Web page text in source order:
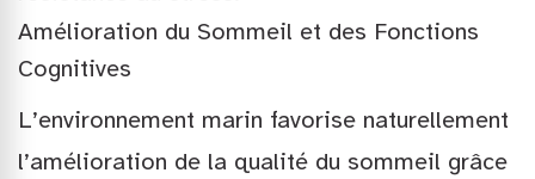
Amélioration du Sommeil et des Fonctions
Cognitives
L’environnement marin favorise naturellement
l’amélioration de la qualité du sommeil grâce